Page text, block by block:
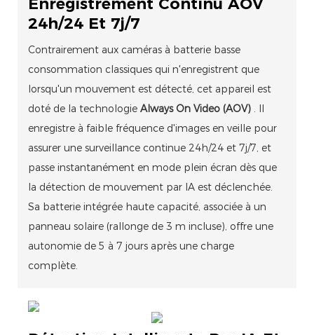
Enregistrement Continu AOV
24h/24 Et 7j/7
Contrairement aux caméras à batterie basse
consommation classiques qui n'enregistrent que
lorsqu'un mouvement est détecté, cet appareil est
doté de la technologie Always On Video (AOV) . Il
enregistre à faible fréquence d'images en veille pour
assurer une surveillance continue 24h/24 et 7j/7, et
passe instantanément en mode plein écran dès que
la détection de mouvement par IA est déclenchée.
Sa batterie intégrée haute capacité, associée à un
panneau solaire (rallonge de 3 m incluse), offre une
autonomie de 5 à 7 jours après une charge
complète.